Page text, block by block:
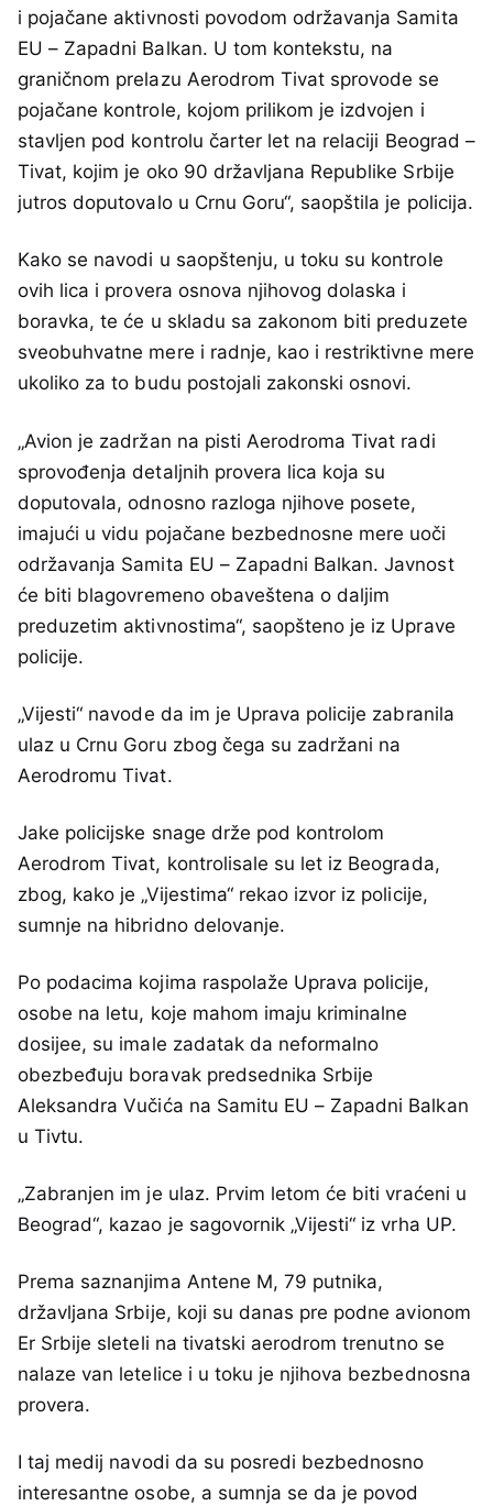
i pojačane aktivnosti povodom održavanja Samita
EU – Zapadni Balkan. U tom kontekstu, na
graničnom prelazu Aerodrom Tivat sprovode se
pojačane kontrole, kojom prilikom je izdvojen i
stavljen pod kontrolu čarter let na relaciji Beograd –
Tivat, kojim je oko 90 državljana Republike Srbije
jutros doputovalo u Crnu Goru“, saopštila je policija.
Kako se navodi u saopštenju, u toku su kontrole
ovih lica i provera osnova njihovog dolaska i
boravka, te će u skladu sa zakonom biti preduzete
sveobuhvatne mere i radnje, kao i restriktivne mere
ukoliko za to budu postojali zakonski osnovi.
„Avion je zadržan na pisti Aerodroma Tivat radi
sprovođenja detaljnih provera lica koja su
doputovala, odnosno razloga njihove posete,
imajući u vidu pojačane bezbednosne mere uoči
održavanja Samita EU – Zapadni Balkan. Javnost
će biti blagovremeno obaveštena o daljim
preduzetim aktivnostima“, saopšteno je iz Uprave
policije.
„Vijesti“ navode da im je Uprava policije zabranila
ulaz u Crnu Goru zbog čega su zadržani na
Aerodromu Tivat.
Jake policijske snage drže pod kontrolom
Aerodrom Tivat, kontrolisale su let iz Beograda,
zbog, kako je „Vijestima“ rekao izvor iz policije,
sumnje na hibridno delovanje.
Po podacima kojima raspolaže Uprava policije,
osobe na letu, koje mahom imaju kriminalne
dosijee, su imale zadatak da neformalno
obezbeđuju boravak predsednika Srbije
Aleksandra Vučića na Samitu EU – Zapadni Balkan
u Tivtu.
„Zabranjen im je ulaz. Prvim letom će biti vraćeni u
Beograd“, kazao je sagovornik „Vijesti“ iz vrha UP.
Prema saznanjima Antene M, 79 putnika,
državljana Srbije, koji su danas pre podne avionom
Er Srbije sleteli na tivatski aerodrom trenutno se
nalaze van letelice i u toku je njihova bezbednosna
provera.
I taj medij navodi da su posredi bezbednosno
interesantne osobe, a sumnja se da je povod